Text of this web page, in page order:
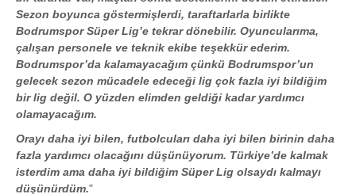
Sezon boyunca göstermişlerdi, taraftarlarla birlikte
Bodrumspor Süper Lig’e tekrar dönebilir. Oyuncularıma,
çalışan personele ve teknik ekibe teşekkür ederim.
Bodrumspor’da kalamayacağım çünkü Bodrumspor’un
gelecek sezon mücadele edeceği lig çok fazla iyi bildiğim
bir lig değil. O yüzden elimden geldiği kadar yardımcı
olamayacağım.
Orayı daha iyi bilen, futbolcuları daha iyi bilen birinin daha
fazla yardımcı olacağını düşünüyorum. Türkiye’de kalmak
isterdim ama daha iyi bildiğim Süper Lig olsaydı kalmayı
düşünürdüm."